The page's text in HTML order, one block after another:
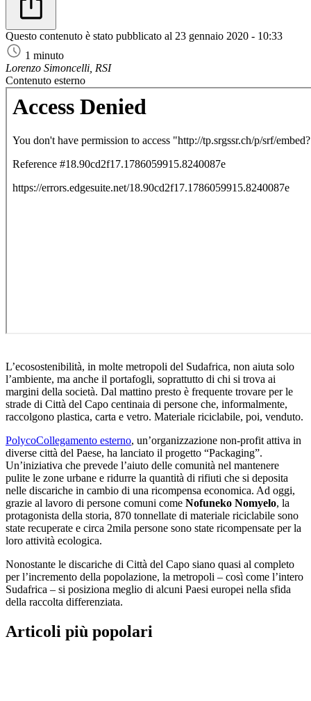
Questo contenuto è stato pubblicato al 23 gennaio 2020 - 10:33
1 minuto
Lorenzo Simoncelli, RSI
Contenuto esterno
L’ecosostenibilità, in molte metropoli del Sudafrica, non aiuta solo
l’ambiente, ma anche il portafogli, soprattutto di chi si trova ai
margini della società. Dal mattino presto è frequente trovare per le
strade di Città del Capo centinaia di persone che, informalmente,
raccolgono plastica, carta e vetro. Materiale riciclabile, poi, venduto.
PolycoCollegamento esterno, un’organizzazione non-profit attiva in
diverse città del Paese, ha lanciato il progetto “Packaging”.
Un’iniziativa che prevede l’aiuto delle comunità nel mantenere
pulite le zone urbane e ridurre la quantità di rifiuti che si deposita
nelle discariche in cambio di una ricompensa economica. Ad oggi,
grazie al lavoro di persone comuni come Nofuneko Nomyelo, la
protagonista della storia, 870 tonnellate di materiale riciclabile sono
state recuperate e circa 2mila persone sono state ricompensate per la
loro attività ecologica.
Nonostante le discariche di Città del Capo siano quasi al completo
per l’incremento della popolazione, la metropoli – così come l’intero
Sudafrica – si posiziona meglio di alcuni Paesi europei nella sfida
della raccolta differenziata.
Articoli più popolari